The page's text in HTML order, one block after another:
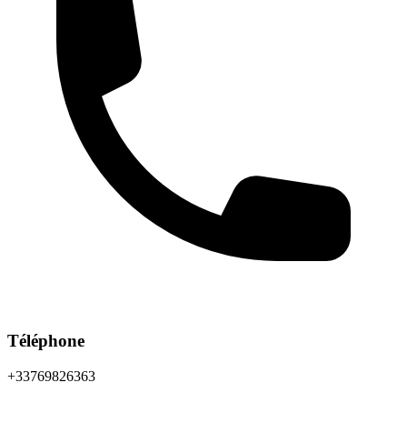
Téléphone
+33769826363